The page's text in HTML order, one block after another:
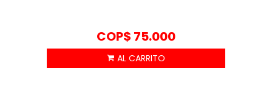
COP$ 75.000